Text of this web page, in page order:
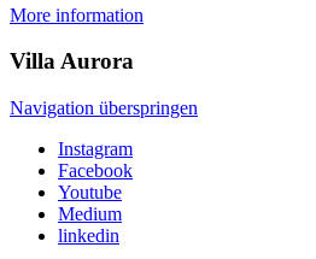
More information
VillaAurora
Navigation überspringen
Instagram
Facebook
Youtube
Medium
linkedin